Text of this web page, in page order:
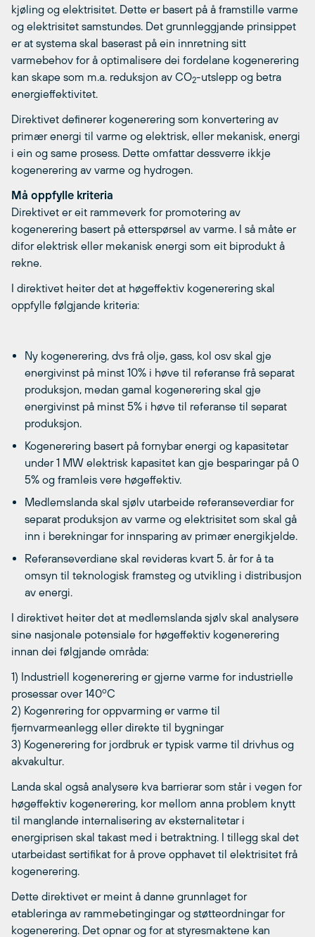
kjøling og elektrisitet. Dette er basert på å framstille varme
og elektrisitet samstundes. Det grunnleggjande prinsippet
er at systema skal baserast på ein innretning sitt
varmebehov for å optimalisere dei fordelane kogenerering
kan skape som m.a. reduksjon av CO2-utslepp og betra
energieffektivitet.
Direktivet definerer kogenerering som konvertering av
primær energi til varme og elektrisk, eller mekanisk, energi
i ein og same prosess. Dette omfattar dessverre ikkje
kogenerering av varme og hydrogen.
Må oppfylle kriteria
Direktivet er eit rammeverk for promotering av
kogenerering basert på etterspørsel av varme. I så måte er
difor elektrisk eller mekanisk energi som eit biprodukt å
rekne.
I direktivet heiter det at høgeffektiv kogenerering skal
oppfylle følgjande kriteria:
Ny kogenerering, dvs frå olje, gass, kol osv skal gje
energivinst på minst 10% i høve til referanse frå separat
produksjon, medan gamal kogenerering skal gje
energivinst på minst 5% i høve til referanse til separat
produksjon.
Kogenerering basert på fornybar energi og kapasitetar
under 1 MW elektrisk kapasitet kan gje besparingar på 0 
5% og framleis vere høgeffektiv.
Medlemslanda skal sjølv utarbeide referanseverdiar for
separat produksjon av varme og elektrisitet som skal gå
inn i berekningar for innsparing av primær energikjelde.
Referanseverdiane skal revideras kvart 5. år for å ta
omsyn til teknologisk framsteg og utvikling i distribusjon
av energi.
I direktivet heiter det at medlemslanda sjølv skal analysere
sine nasjonale potensiale for høgeffektiv kogenerering
innan dei følgjande områda:
1) Industriell kogenerering er gjerne varme for industrielle
prosessar over 140oC
2) Kogenrering for oppvarming er varme til
fjernvarmeanlegg eller direkte til bygningar
3) Kogenerering for jordbruk er typisk varme til drivhus og
akvakultur.
Landa skal også analysere kva barrierar som står i vegen for
høgeffektiv kogenerering, kor mellom anna problem knytt
til manglande internalisering av eksternalitetar i
energiprisen skal takast med i betraktning. I tillegg skal det
utarbeidast sertifikat for å prove opphavet til elektrisitet frå
kogenerering.
Dette direktivet er meint å danne grunnlaget for
etableringa av rammebetingingar og støtteordningar for
kogenerering. Det opnar og for at styresmaktene kan